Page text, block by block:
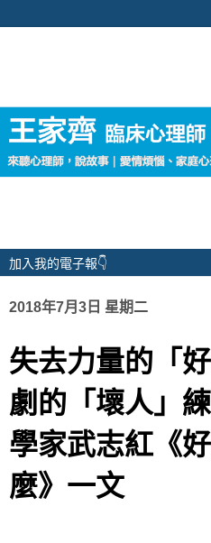
2018年7月3日 星期二
失去力量的「
劇的「壞人」
學家武志紅《
麼》一文